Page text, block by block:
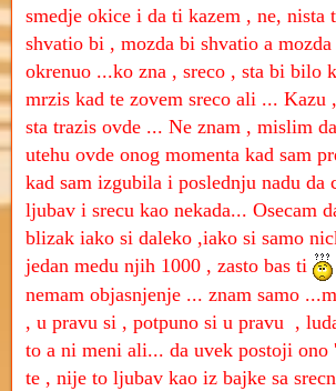
smedje okice i da ti kazem , ne, nista
shvatio bi , mozda bi shvatio a
okrenuo ...ko zna , sreco , sta bi bilo
mrzis kad te zovem sreco ali ... Kazu
sta trazis ovde ... Ne znam , mislim
utehu ovde onog momenta kad sam
kad sam izgubila i poslednju nadu da
ljubav i srecu kao nekada... Osecam
blizak iako si daleko ,iako si samo
jedan medu njih 1000 , zasto bas ti
nemam objasnjenje ... znam samo
, u pravu si , potpuno si u pravu ,
to a ni meni ali... da uvek postoji
te , nije to ljubav kao iz bajke sa